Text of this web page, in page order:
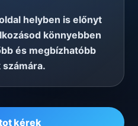
helyben is előnyt
könnyebben
és megbízhatóbb
kérek